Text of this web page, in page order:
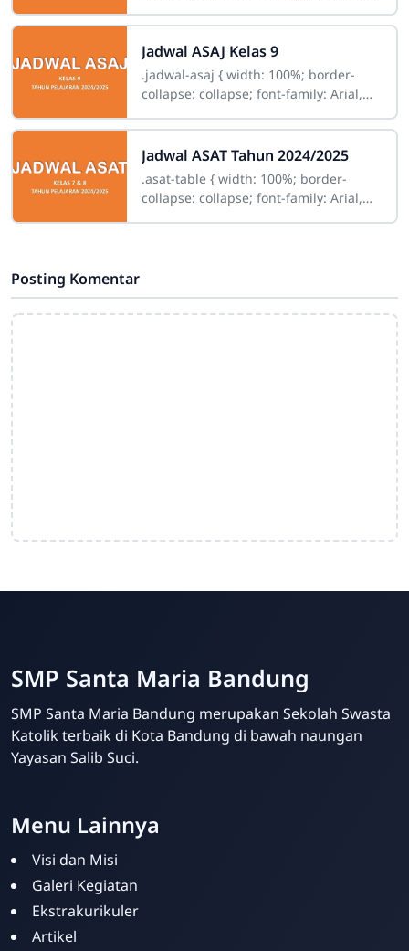
07:00 s/d 13.55Lokasi : SMP Santa
Jadwal ASAJ Kelas 9
.jadwal-asaj { width: 100%; border-
collapse: collapse; font-family: Arial,
asaj th,
Jadwal ASAT Tahun 2024/2025
.asat-table { width: 100%; border-
collapse: collapse; font-family: Arial,
Posting Komentar
SMP Santa Maria Bandung
SMP Santa Maria Bandung merupakan Sekolah Swasta
Katolik terbaik di Kota Bandung di bawah naungan
Yayasan Salib Suci.
Menu Lainnya
Visi dan Misi
Galeri Kegiatan
Ekstrakurikuler
Artikel